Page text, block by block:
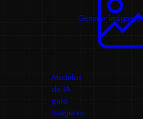
Generar imágenes
Modelos
de IA
para
imágenes